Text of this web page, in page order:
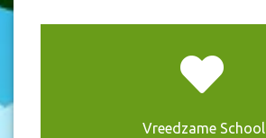
Vreedzame School